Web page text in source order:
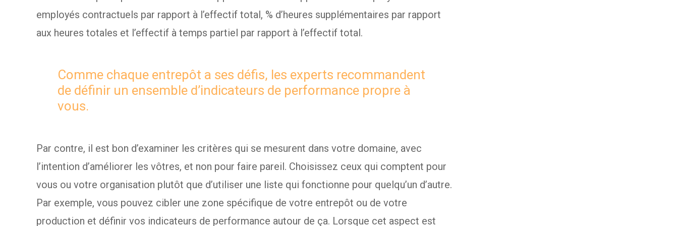
employés contractuels par rapport à l’effectif total, % d’heures supplémentaires par rapport
aux heures totales et l’effectif à temps partiel par rapport à l’effectif total.
Comme chaque entrepôt a ses défis, les experts recommandent
de définir un ensemble d’indicateurs de performance propre à
vous.
Par contre, il est bon d’examiner les critères qui se mesurent dans votre domaine, avec
l’intention d’améliorer les vôtres, et non pour faire pareil. Choisissez ceux qui comptent pour
vous ou votre organisation plutôt que d’utiliser une liste qui fonctionne pour quelqu’un d’autre.
Par exemple, vous pouvez cibler une zone spécifique de votre entrepôt ou de votre
production et définir vos indicateurs de performance autour de ça. Lorsque cet aspect est